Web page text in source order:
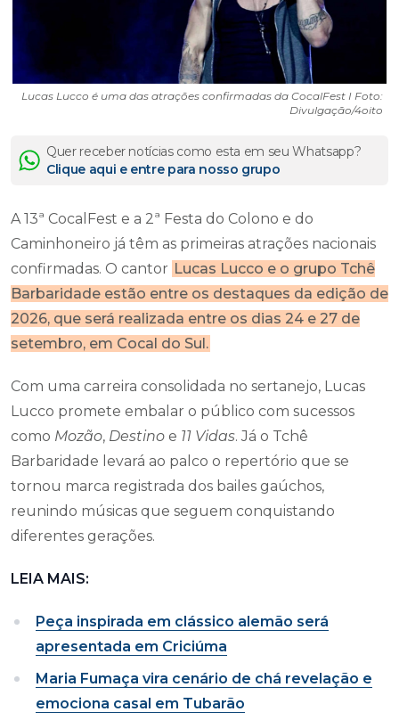
Lucas Lucco é uma das atrações confirmadas da CocalFest I Foto:
Divulgação/4oito
Quer receber notícias como esta em seu Whatsapp?
Clique aqui e entre para nosso grupo
A 13ª CocalFest e a 2ª Festa do Colono e do
Caminhoneiro já têm as primeiras atrações nacionais
confirmadas. O cantor Lucas Lucco e o grupo Tchê
Barbaridade estão entre os destaques da edição de
2026, que será realizada entre os dias 24 e 27 de
setembro, em Cocal do Sul.
Com uma carreira consolidada no sertanejo, Lucas
Lucco promete embalar o público com sucessos
como Mozão, Destino e 11 Vidas. Já o Tchê
Barbaridade levará ao palco o repertório que se
tornou marca registrada dos bailes gaúchos,
reunindo músicas que seguem conquistando
diferentes gerações.
LEIA MAIS:
Peça inspirada em clássico alemão será
apresentada em Criciúma
Maria Fumaça vira cenário de chá revelação e
emociona casal em Tubarão